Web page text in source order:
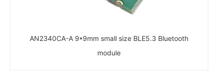
AN2340CA-A 9*9mm small size BLE5.3 Bluetooth
module